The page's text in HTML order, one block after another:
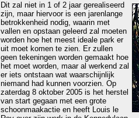
Dit zal niet in 1 of 2 jaar gerealiseerd
zijn, maar hiervoor is een jarenlange
betrokkenheid nodig, waarin met
vallen en opstaan geleerd zal moeten
worden hoe het meest ideale park er
uit moet komen te zien. Er zullen
geen tekeningen worden gemaakt hoe
het moet worden, maar al werkend zal
er iets ontstaan wat waarschijnlijk
niemand had kunnen voorzien. Op
zaterdag 8 oktober 2005 is het herstel
van start gegaan met een grote
schoonmaakactie en heeft Louis le